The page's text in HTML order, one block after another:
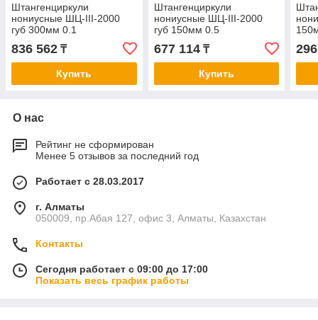
Штангенциркули
нониусные ШЦ-III-2000
губ 300мм 0.1
836 562 ₸
Купить
Штангенциркули
нониусные ШЦ-III-2000
губ 150мм 0.5
677 114₸
Купить
О нас
Рейтинг не сформирован
Менее 5 отзывов за последний год
Работает с 28.03.2017
г. Алматы
050009, пр.Абая 127, офис 3, Алматы, Казахстан
Контакты
Сегодня работает с 09:00 до 17:00
Показать весь график работы